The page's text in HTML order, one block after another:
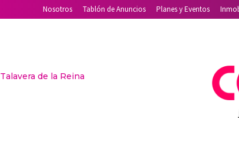
Nosotros Tablón de Anuncios Planes y Eventos
Talavera de la Reina